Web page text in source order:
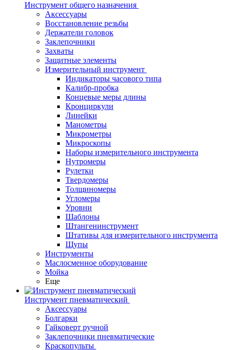
Инструмент общего назначения
Аксессуары
Восстановление резьбы
Держатели головок
Заклепочники
Захваты
Защитные элементы
Измерительный инструмент
Индикаторы часового типа
Калибр-пробка
Концевые меры длины
Кронциркули
Линейки
Манометры
Микрометры
Микроскопы
Наборы измерительного инструмента
Нутромеры
Рулетки
Твердомеры
Толщиномеры
Угломеры
Уровни
Шаблоны
Штангенинструмент
Штативы для измерительного инструмента
Щупы
Инструменты
Маслосменное оборудование
Мойка
Еще
Инструмент пневматический
Аксессуары
Болгарки
Гайковерт ручной
Заклепочники пневматические
Краскопульты